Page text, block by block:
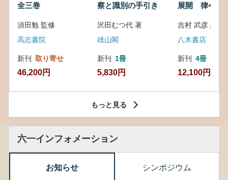
全三巻
須田勉 監修
高志書院
新刊 取り寄せ
46,200円
察と識別の手引き
沢田むつ代 著
雄山閣
新刊 1冊
5,830円
展開 律令・
吉村 武彦 編集
八木書店
新刊 4冊
12,100円
もっと見る
六一インフォメーション
お知らせ シンポジウム